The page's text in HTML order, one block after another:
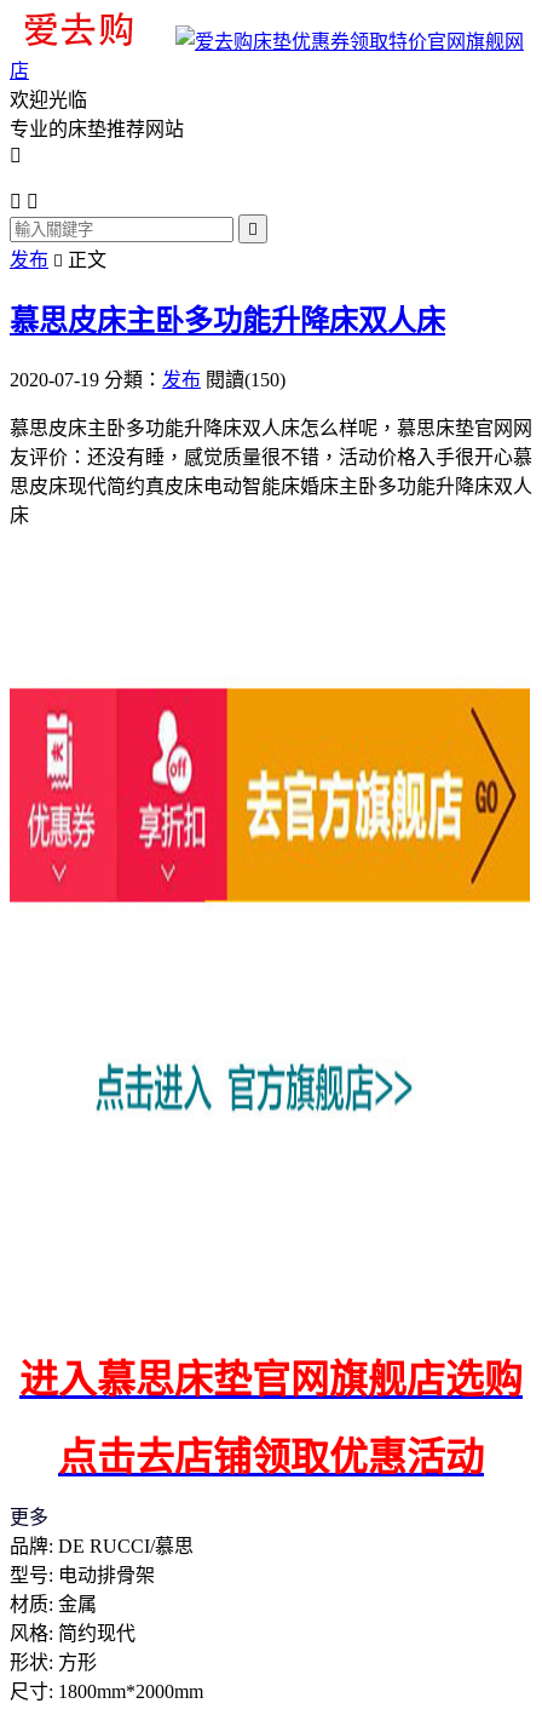
旗舰网
店
欢迎光临
专业的床垫推荐网站

 

发布  正文
慕思皮床主卧多功能升降床双人床
2020-07-19 分類： 发布 閱讀(150)
慕思皮床主卧多功能升降床双人床怎么样呢，慕思床垫官网网
友评价：还没有睡，感觉质量很不错，活动价格入手很开心慕
思皮床现代简约真皮床电动智能床婚床主卧多功能升降床双人
床
进入慕思床垫官网旗舰店选购
点击去店铺领取优惠活动
更多
品牌: DE RUCCI/慕思
型号: 电动排骨架
材质: 金属
风格: 简约现代
形状: 方形
尺寸: 1800mm*2000mm